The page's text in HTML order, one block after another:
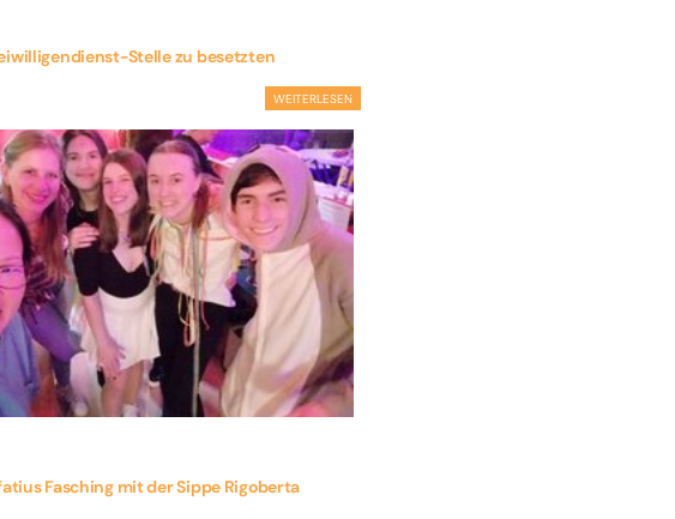
Stelle zu besetzten
WEITERLESEN
Fasching mit der Sippe Rigoberta